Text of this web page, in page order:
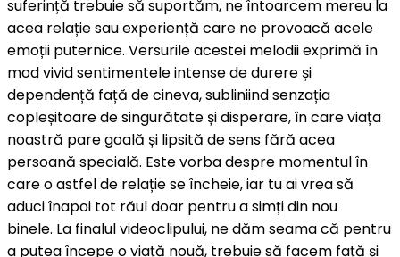
suferință trebuie să suportăm, ne întoarcem mereu la
acea relație sau experiență care ne provoacă acele
emoții puternice. Versurile acestei melodii exprimă în
mod vivid sentimentele intense de durere și
dependență față de cineva, subliniind senzația
copleșitoare de singurătate și disperare, în care viața
noastră pare goală și lipsită de sens fără acea
persoană specială. Este vorba despre momentul în
care o astfel de relație se încheie, iar tu ai vrea să
aduci înapoi tot răul doar pentru a simți din nou
binele. La finalul videoclipului, ne dăm seama că pentru
a putea începe o viață nouă, trebuie să facem față și